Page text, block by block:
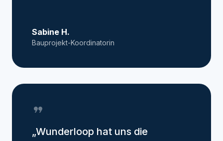
Sabine H.
Bauprojekt-Koordinatorin
format_quote
„Wunderloop hat uns die